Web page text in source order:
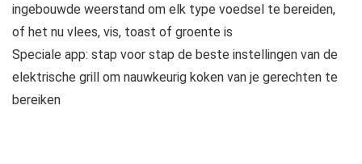
ingebouwde weerstand om elk type voedsel te bereiden,
of het nu vlees, vis, toast of groente is
Speciale app: stap voor stap de beste instellingen van de
elektrische grill om nauwkeurig koken van je gerechten te
bereiken